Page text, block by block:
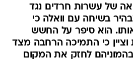
של עשרות חרדים נגד
בשיחה עם וואלה כי
הוא סיפר על החשש
וציין כי התמיכה הרחבה מצד
בהמוניהם לחזק את המקום